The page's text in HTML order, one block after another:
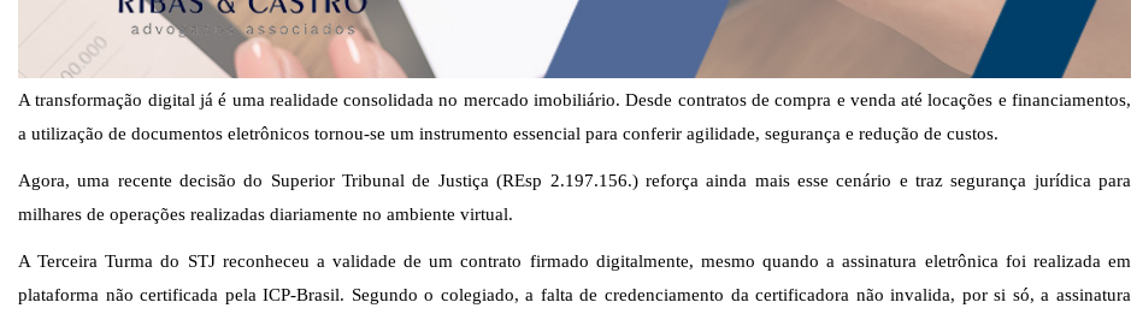
A transformação digital já é uma realidade consolidada no mercado imobiliário. Desde contratos de compra e venda até locações e financiamentos,
a utilização de documentos eletrônicos tornou-se um instrumento essencial para conferir agilidade, segurança e redução de custos.
Agora, uma recente decisão do Superior Tribunal de Justiça (REsp 2.197.156.)reforça ainda mais esse cenário e traz segurança jurídica para
milhares de operações realizadas diariamente no ambiente virtual.
A Terceira Turma do STJ reconheceu a validade de um contrato firmado digitalmente, mesmo quando a assinatura eletrônica foi realizada em
plataforma não certificada pela ICP-Brasil. Segundo o colegiado, a falta de credenciamento da certificadora não invalida, por si só, a assinatura